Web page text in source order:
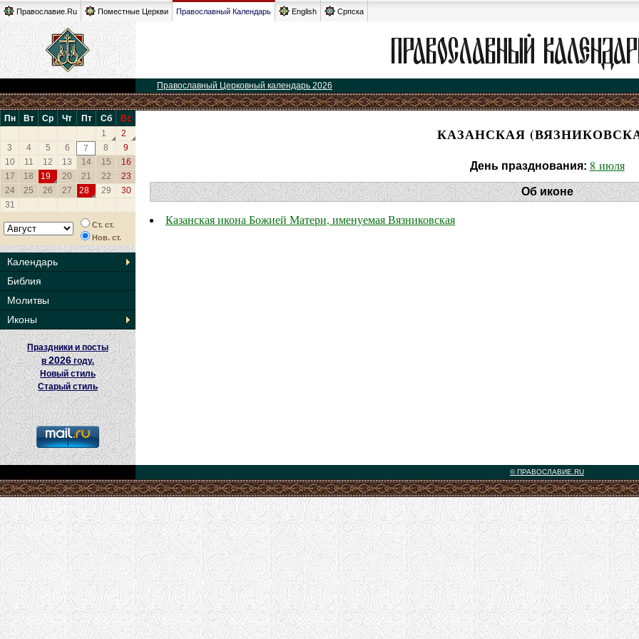
Православие.Ru Поместные Церкви Православный Календарь English Српска
Православный Церковный календарь 2026
Пн Вт Ср Чт Пт Сб
Вс
1
2
3
4 5 6 7 8
9
10
11 12 13 14 15
16
17
18 19 20 21 22
23
24
25 26 27 28 29
30
31
Ст. ст.
Нов. ст.
Календарь
Библия
Молитвы
Иконы
Праздники и посты
в2026 году.
Новый стиль
Старый стиль
КАЗАНСКАЯ
День празднования: 8 июля
Об иконе
Казанская икона Божией Матери, именуемая Вязниковская
© ПРАВОСЛАВИЕ.RU